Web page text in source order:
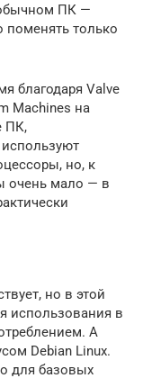
ПК —
только
благодаря Valve
Machines на
ПК,
но, к
очень мало — в
но в этой
использования в
А
Debian Linux.
для базовых